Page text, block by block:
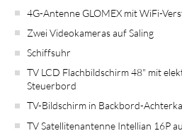
4G-Antenne GLOMEX mit WiFi-
Zwei Videokameras auf Saling
Schiffsuhr
TV LCD Flachbildschirm 48" mit
Steuerbord
TV-Bildschirm in Backbord-
TV Satellitenantenne Intellian 16P